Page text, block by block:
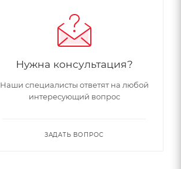
Нужна консультация?
Наши специалисты ответят на любой
интересующий вопрос
ЗАДАТЬ ВОПРОС